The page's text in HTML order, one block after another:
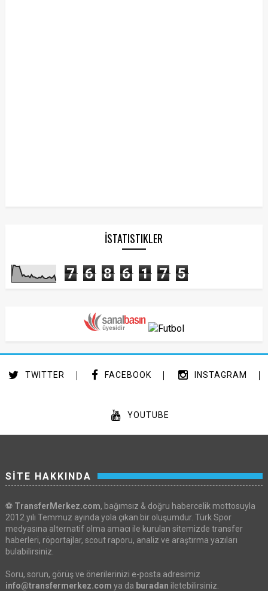
İSTATISTIKLER
7 6 8 6 1 7 5
TWITTER FACEBOOK INSTAGRAM
YOUTUBE
SİTE HAKKINDA
⚽ TransferMerkez.com, bağımsız & doğru habercelik mottosuyla
2012 yılı Temmuz ayında yola çıkan bir oluşumdur. Türk Spor
medyasına alternatif olma amacı ile kurulan sitemizde transfer
haberleri, röportajlar, scout raporu, analiz ve araştırma yazıları
bulabilirsiniz.
Soru, sorun, görüş ve önerilerinizi e-posta adresimiz
info@transfermerkez.com ya da buradan iletebilirsiniz.